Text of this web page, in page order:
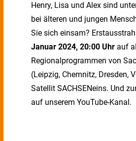
Henry, Lisa und Alex sind
bei älteren und jungen
Sie sich einsam?
Januar 2024, 20:00 Uhr auf
Regionalprogrammen von
(Leipzig, Chemnitz, Dresden,
Satellit SACHSENeins. Und
auf unserem YouTube-Kanal.